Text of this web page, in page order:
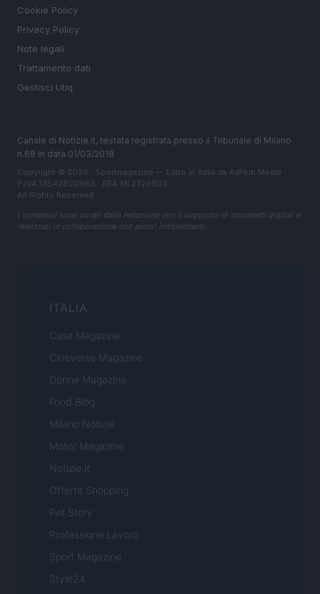
Cookie Policy
Privacy Policy
Note legali
Trattamento dati
Gestisci Utiq
Canale di Notizie.it, testata registrata presso il Tribunale di Milano
n.68 in data 01/03/2018
Copyright © 2026 · Sportmagazine — Edito in Italia da AdHub Media
P.IVA 13542920965 · REA MI 2729933
All Rights Reserved
I contenuti sono curati dalla redazione con il supporto di strumenti digitali e
realizzati in collaborazione con autori indipendenti.
ITALIA
Casa Magazine
Cineverse Magazine
Donne Magazine
Food Blog
Milano Notizie
Motor Magazine
Notizie.it
Offerte Shopping
Pet Story
Professione Lavoro
Sport Magazine
Style24